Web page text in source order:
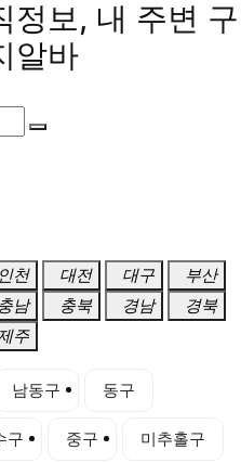
정보, 내 주변 구
알바
인천 대전 대구
부산
충남 충북 경남
경북
주
남동구 동구
구 중구 미추홀구